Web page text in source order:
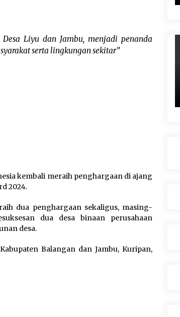
Liyu dan Jambu, menjadi penanda
serta lingkungan sekitar”
kembali meraih penghargaan di ajang
2024.
dua penghargaan sekaligus, masing-
dua desa binaan perusahaan
desa.
Balangan dan Jambu, Kuripan,